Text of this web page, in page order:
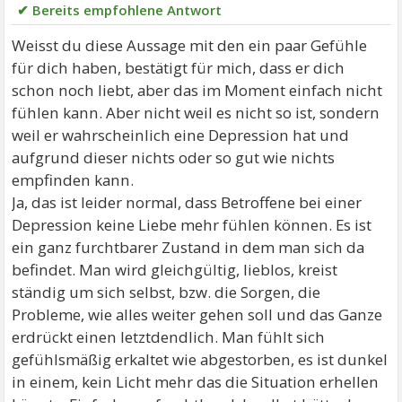
✔ Bereits empfohlene Antwort
Weisst du diese Aussage mit den ein paar Gefühle
für dich haben, bestätigt für mich, dass er dich
schon noch liebt, aber das im Moment einfach nicht
fühlen kann. Aber nicht weil es nicht so ist, sondern
weil er wahrscheinlich eine Depression hat und
aufgrund dieser nichts oder so gut wie nichts
empfinden kann.
Ja, das ist leider normal, dass Betroffene bei einer
Depression keine Liebe mehr fühlen können. Es ist
ein ganz furchtbarer Zustand in dem man sich da
befindet. Man wird gleichgültig, lieblos, kreist
ständig um sich selbst, bzw. die Sorgen, die
Probleme, wie alles weiter gehen soll und das Ganze
erdrückt einen letztdendlich. Man fühlt sich
gefühlsmäßig erkaltet wie abgestorben, es ist dunkel
in einem, kein Licht mehr das die Situation erhellen